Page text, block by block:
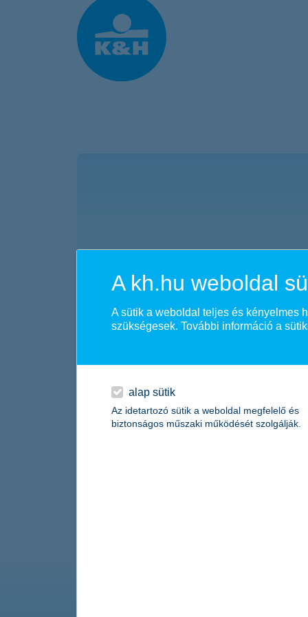
Ugrás a fő tartalomhoz
kvíz - K&amp;H kockázati
A kh.hu weboldal
A sütik a weboldal teljes és kényelmes
szükségesek. További információ a
alap sütik
Az idetartozó sütik a weboldal megfelelő és
biztonságos műszaki működését szolgálják.